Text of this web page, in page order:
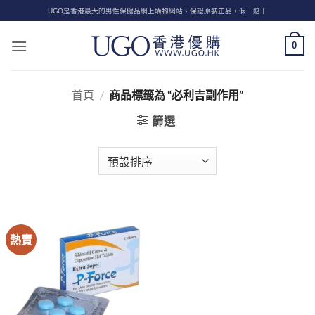
to
content
UGO是香港最大的男性保健品網上購物網站、保證原裝正品，假一賠十
0
首頁 / 商品標籤為 “必利吉副作用”
篩選
熱賣